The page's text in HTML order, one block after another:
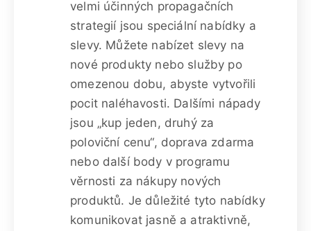
velmi účinných propagačních
strategií jsou speciální nabídky a
slevy. Můžete nabízet slevy na
nové produkty nebo služby po
omezenou dobu, abyste vytvořili
pocit naléhavosti. Dalšími nápady
jsou „kup jeden, druhý za
poloviční cenu“, doprava zdarma
nebo další body v programu
věrnosti za nákupy nových
produktů. Je důležité tyto nabídky
komunikovat jasně a atraktivně,